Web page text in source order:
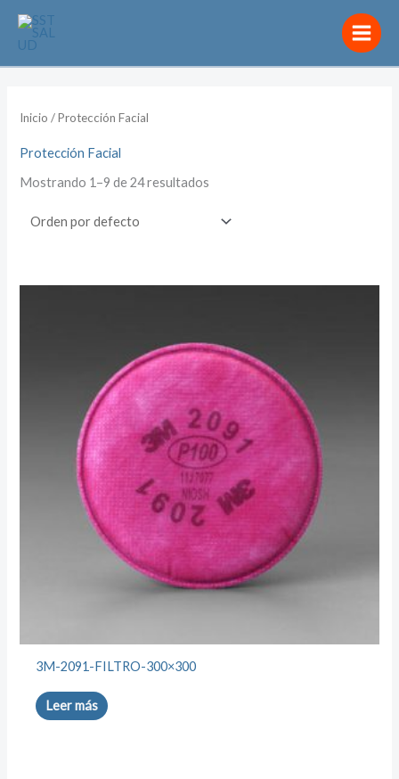
Inicio / Protección Facial
Protección Facial
Mostrando 1–9 de 24 resultados
3M-2091-FILTRO-300×300
Leer más